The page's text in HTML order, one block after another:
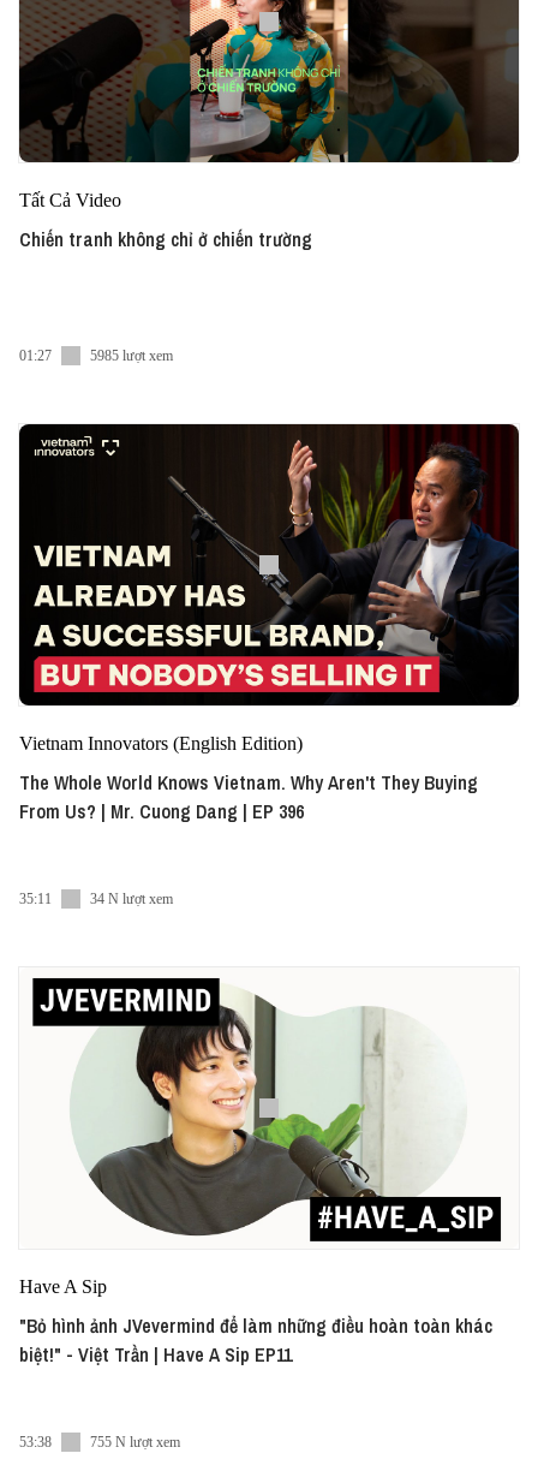
Tất Cả Video
Chiến tranh không chỉ ở chiến trường
01:27 5985 lượt xem
Vietnam Innovators (English Edition)
The Whole World Knows Vietnam. Why Aren't They Buying
From Us? | Mr. Cuong Dang | EP 396
35:11 34 N lượt xem
Have A Sip
"Bỏ hình ảnh JVevermind để làm những điều hoàn toàn khác
biệt!" - Việt Trần | Have A Sip EP11
53:38 755 N lượt xem